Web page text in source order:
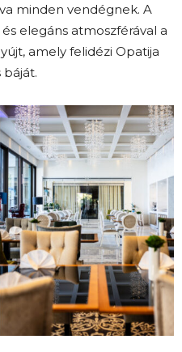
minden vendégnek. A
elegáns atmoszférával a
amely felidézi Opatija
báját.